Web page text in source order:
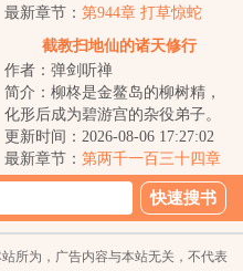
家，在全文末尾...
最新章节： 第944章 打草惊蛇
截教扫地仙的诸天修行
作者：弹剑听禅
简介：柳柊是金鳌岛的柳树精，
化形后成为碧游宫的杂役弟子。
实际上，柳柊是杨眉大仙的后
裔，具有变异的时...
更新时间：2026-08-06 17:27:02
最新章节： 第两千一百三十四章
神仙炮灰9
所为，广告内容与本站无关，不代表